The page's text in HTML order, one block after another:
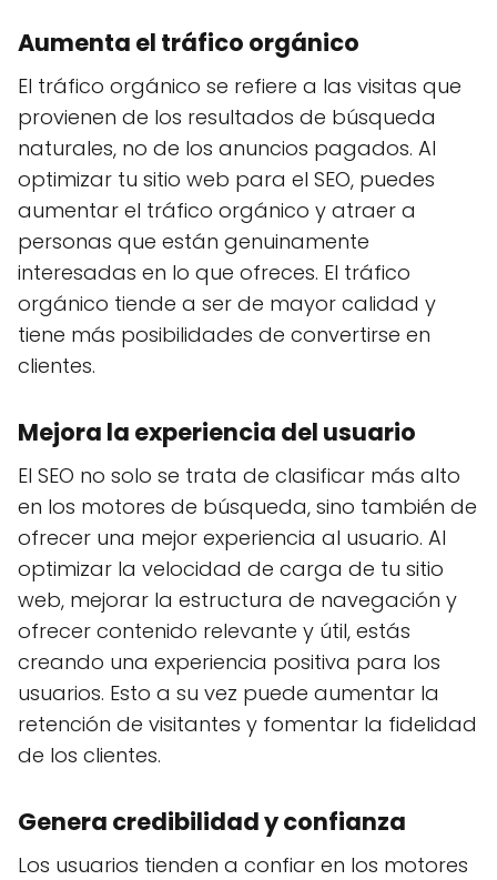
Aumenta el tráfico orgánico
El tráfico orgánico se refiere a las visitas que
provienen de los resultados de búsqueda
naturales, no de los anuncios pagados. Al
optimizar tu sitio web para el SEO, puedes
aumentar el tráfico orgánico y atraer a
personas que están genuinamente
interesadas en lo que ofreces. El tráfico
orgánico tiende a ser de mayor calidad y
tiene más posibilidades de convertirse en
clientes.
Mejora la experiencia del usuario
El SEO no solo se trata de clasificar más alto
en los motores de búsqueda, sino también de
ofrecer una mejor experiencia al usuario. Al
optimizar la velocidad de carga de tu sitio
web, mejorar la estructura de navegación y
ofrecer contenido relevante y útil, estás
creando una experiencia positiva para los
usuarios. Esto a su vez puede aumentar la
retención de visitantes y fomentar la fidelidad
de los clientes.
Genera credibilidad y confianza
Los usuarios tienden a confiar en los motores